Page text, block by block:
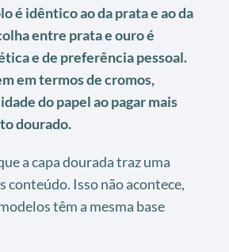
é idêntico ao da prata e ao da
entre prata e ouro é
e de preferência pessoal.
em termos de cromos,
do papel ao pagar mais
dourado.
a capa dourada traz uma
conteúdo. Isso não acontece,
têm a mesma base